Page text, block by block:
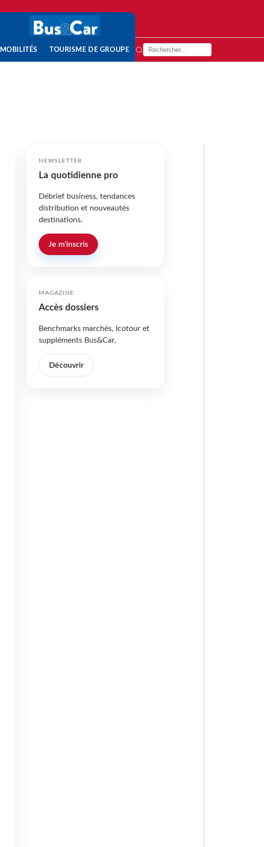
MOBILITÉS TOURISME DE GROUPE
NEWSLETTER
La quotidienne pro
Débrief business, tendances
distribution et nouveautés
destinations.
Je m'inscris
MAGAZINE
Accès dossiers
Benchmarks marchés, Icotour et
suppléments Bus&Car.
Découvrir